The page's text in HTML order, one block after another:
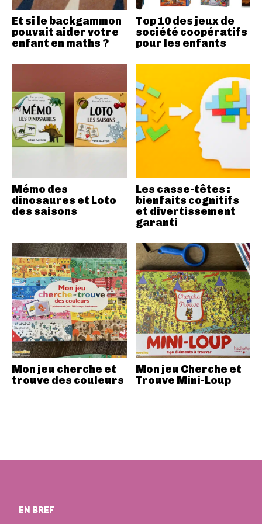
Et si le backgammon
pouvait aider votre
enfant en maths ?
Top 10 des jeux de
société coopératifs
pour les enfants
Mémo des
dinosaures et Loto
des saisons
Les casse-têtes :
bienfaits cognitifs
et divertissement
garanti
Mon jeu cherche et
trouve des couleurs
Mon jeu Cherche et
Trouve Mini-Loup
EN BREF